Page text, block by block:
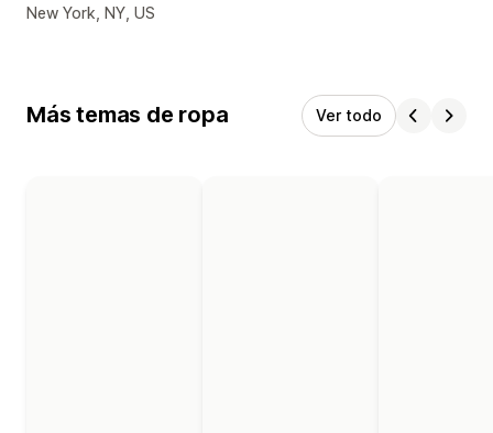
Detalles de contacto del diseñador
New York, NY, US
Más temas de ropa Ver todo